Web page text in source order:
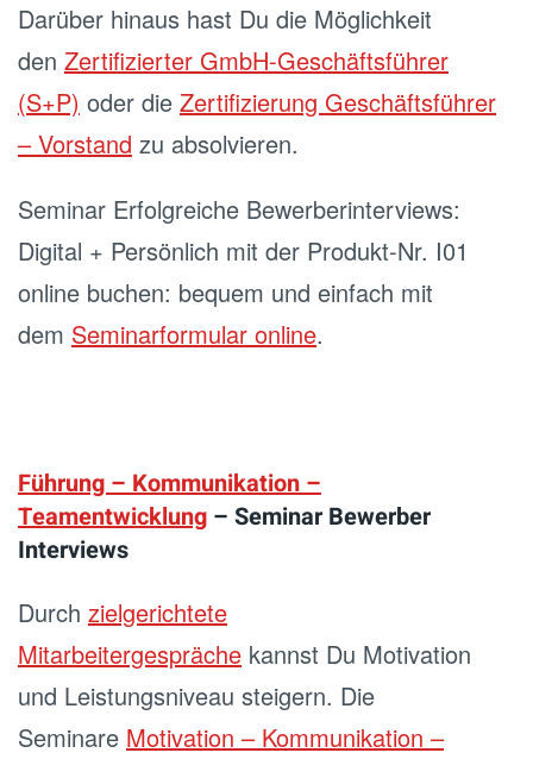
Darüber hinaus hast Du die Möglichkeit
den Zertifizierter GmbH-Geschäftsführer
(S+P) oder die Zertifizierung Geschäftsführer
– Vorstand zu absolvieren.
Seminar Erfolgreiche Bewerberinterviews:
Digital + Persönlich mit der Produkt-Nr. I01
online buchen: bequem und einfach mit
dem Seminarformular online.
Führung – Kommunikation –
Teamentwicklung – Seminar Bewerber
Interviews
Durch zielgerichtete
Mitarbeitergespräche kannst Du Motivation
und Leistungsniveau steigern. Die
Seminare Motivation – Kommunikation –